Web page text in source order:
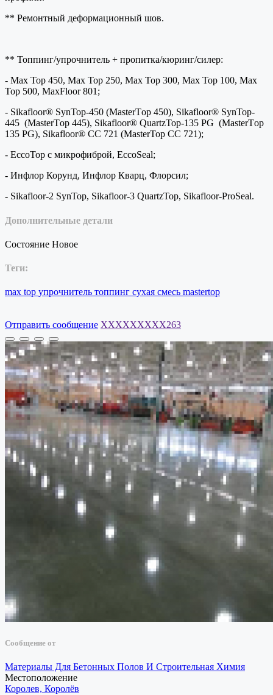
** Ремонтный деформационный шов.
** Топпинг/упрочнитель + пропитка/кюринг/силер:
- Max Top 450, Max Top 250, Max Top 300, Max Top 100, Max
Top 500, MaxFloor 801;
- Sikafloor® SynTop-450 (MasterТop 450), Sikafloor® SynTop-
445 (MasterТop 445), Sikafloor® QuartzTop-135 PG (MasterТop
135 PG), Sikafloor® CC 721 (MasterTop CC 721);
- EccoTop с микрофиброй, EccoSeal;
- Инфлор Корунд, Инфлор Кварц, Флорсил;
- Sikafloor-2 SynTop, Sikafloor-3 QuartzTop, Sikafloor-ProSeal.
Дополнительные детали
Состояние Новое
Теги:
max top упрочнитель топпинг сухая смесь mastertop
Отправить сообщение XXXXXXXXX263
Сообщение от
Материалы Для Бетонных Полов И Строительная Химия
Местоположение
Королев, Королёв